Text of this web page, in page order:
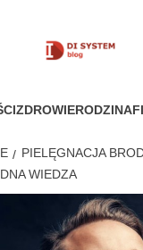
ZDROWIERODZINA
PIELĘGNACJA
WIEDZA